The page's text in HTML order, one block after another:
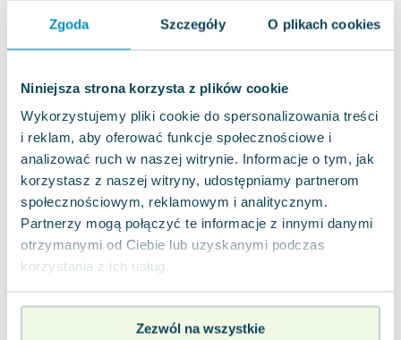
Zgoda Szczegóły O plikach cookies
Niniejsza strona korzysta z plików cookie
Wykorzystujemy pliki cookie do spersonalizowania treści
i reklam, aby oferować funkcje społecznościowe i
analizować ruch w naszej witrynie. Informacje o tym, jak
korzystasz z naszej witryny, udostępniamy partnerom
społecznościowym, reklamowym i analitycznym.
Partnerzy mogą połączyć te informacje z innymi danymi
otrzymanymi od Ciebie lub uzyskanymi podczas
korzystania z ich usług.
Zezwól na wszystkie
Ajahn Brahm
Lucinda Riley